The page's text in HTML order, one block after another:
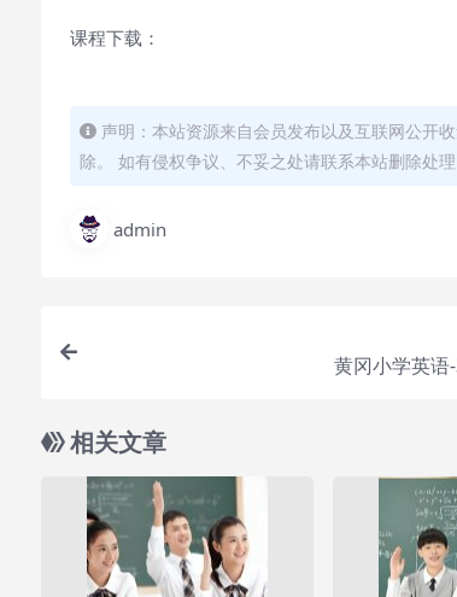
课程下载：
声明：本站资源来自会员发布以及互联网公开
除。 如有侵权争议、不妥之处请联系本站删除处
admin
黄冈小学英语
相关文章